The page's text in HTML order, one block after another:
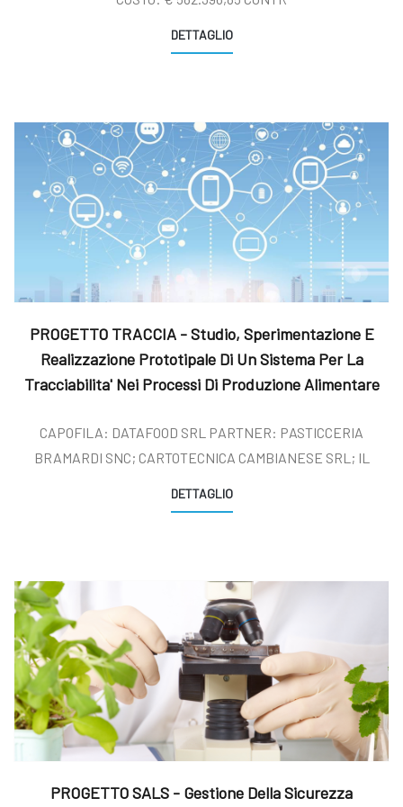
DETTAGLIO
PROGETTO TRACCIA - Studio, Sperimentazione E
Realizzazione Prototipale Di Un Sistema Per La
Tracciabilita' Nei Processi Di Produzione Alimentare
Indicato Al Contesto Delle Pmi
CAPOFILA: DATAFOOD SRL PARTNER: PASTICCERIA
BRAMARDI SNC; CARTOTECNICA CAMBIANESE SRL; IL
DETTAGLIO
PROGETTO SALS - Gestione Della Sicurezza